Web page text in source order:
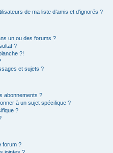
de ma liste d’amis et d’ignorés ?
un ou des forums ?
?
?!
et sujets ?
abonnements ?
à un sujet spécifique ?
?
forum ?